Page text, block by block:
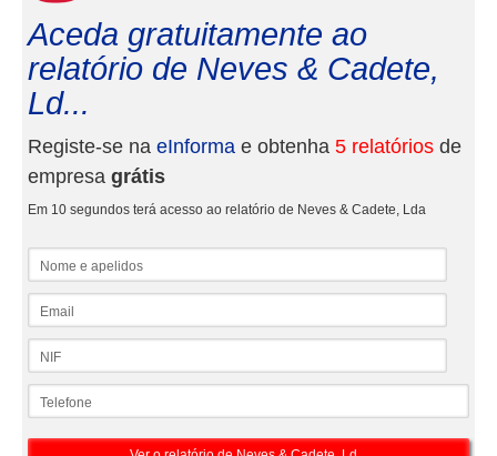
Aceda gratuitamente ao
relatório de Neves & Cadete,
Ld...
Registe-se na eInforma e obtenha 5 relatórios de
empresa grátis
Em 10 segundos terá acesso ao relatório de Neves & Cadete, Lda